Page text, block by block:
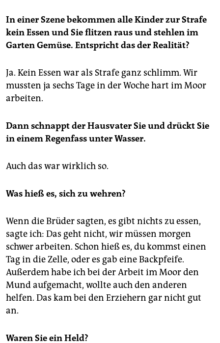
In einer Szene bekommen alle Kinder zur Strafe
kein Essen und Sie flitzen raus und stehlen im
Garten Gemüse. Entspricht das der Realität?
Ja. Kein Essen war als Strafe ganz schlimm. Wir
mussten ja sechs Tage in der Woche hart im Moor
arbeiten.
Dann schnappt der Hausvater Sie und drückt Sie
in einem Regenfass unter Wasser.
Auch das war wirklich so.
Was hieß es, sich zu wehren?
Wenn die Brüder sagten, es gibt nichts zu essen,
sagte ich: Das geht nicht, wir müssen morgen
schwer arbeiten. Schon hieß es, du kommst einen
Tag in die Zelle, oder es gab eine Backpfeife.
Außerdem habe ich bei der Arbeit im Moor den
Mund aufgemacht, wollte auch den anderen
helfen. Das kam bei den Erziehern gar nicht gut
an.
Waren Sie ein Held?